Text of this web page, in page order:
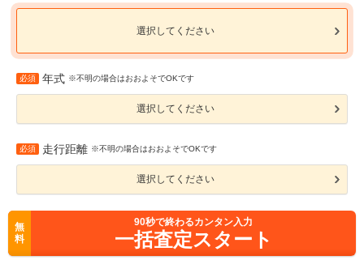
選択してください
必須 年式 ※不明の場合はおおよそでOKです
選択してください
必須 走行距離 ※不明の場合はおおよそでOKです
選択してください
無
料
90秒で終わるカンタン入力
一括査定スタート